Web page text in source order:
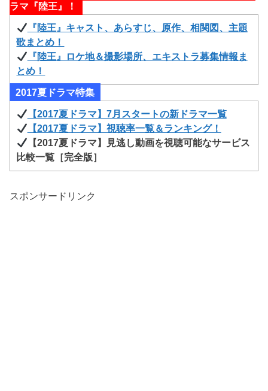
ラマ『陸王』！
『陸王』キャスト、あらすじ、原作、相関図、主題
歌まとめ！
『陸王』ロケ地＆撮影場所、エキストラ募集情報ま
とめ！
2017夏ドラマ特集
【2017夏ドラマ】7月スタートの新ドラマ一覧
【2017夏ドラマ】視聴率一覧＆ランキング！
【2017夏ドラマ】見逃し動画を視聴可能なサービス
比較一覧［完全版］
スポンサードリンク